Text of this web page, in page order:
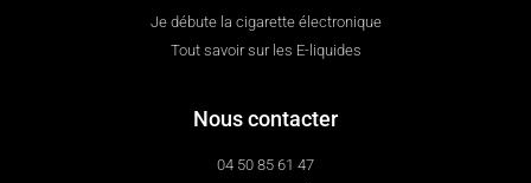
Je débute la cigarette électronique
Tout savoir sur les E-liquides
Nous contacter
04 50 85 61 47